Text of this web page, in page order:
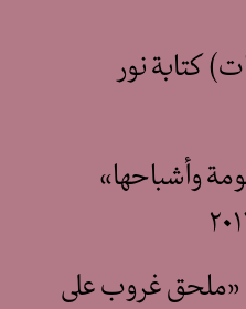
كتابة نور
وأشباحها»
«ملحق غروب على